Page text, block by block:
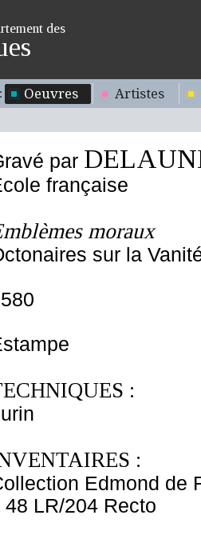
des
Oeuvres Artistes
par
française
moraux
sur la
:
:
Edmond de
48 LR/204 Recto